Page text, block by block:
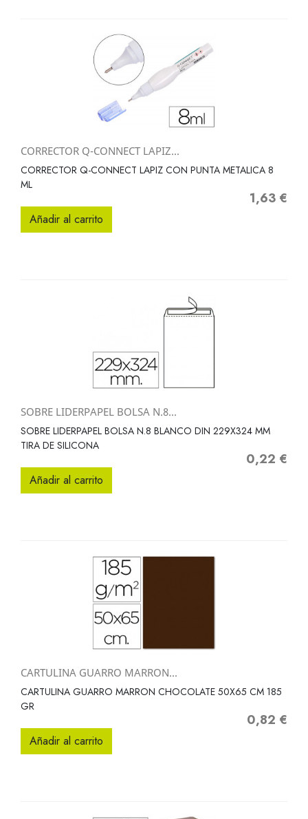
CORRECTOR Q-CONNECT LAPIZ...
CORRECTOR Q-CONNECT LAPIZ CON PUNTA METALICA 8
ML
Precio
1,63 €
Añadir al carrito
SOBRE LIDERPAPEL BOLSA N.8...
SOBRE LIDERPAPEL BOLSA N.8 BLANCO DIN 229X324 MM
TIRA DE SILICONA
Precio
0,22 €
Añadir al carrito
CARTULINA GUARRO MARRON...
CARTULINA GUARRO MARRON CHOCOLATE 50X65 CM 185
GR
Precio
0,82 €
Añadir al carrito